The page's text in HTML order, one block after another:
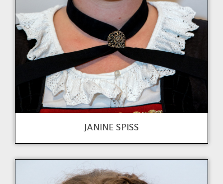
JANINE SPISS